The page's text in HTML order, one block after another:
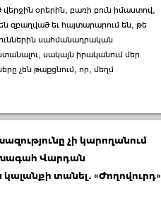
օրերին, բառի բուն իմաստով,
զբաղված եւ հայտարարում են, թե
սահմանադրական
սակայն իրականում մեր
չեն թաքցնում, որ, մեղմ
չի կարողանում
Վարդան
կալանքի տանել. «Ժողովուրդ»